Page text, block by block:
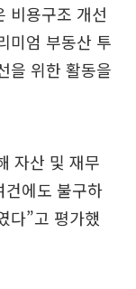
비용구조 개선
미엄 부동산 투
을 위한 활동을
자산 및 재무
건에도 불구하
다”고 평가했